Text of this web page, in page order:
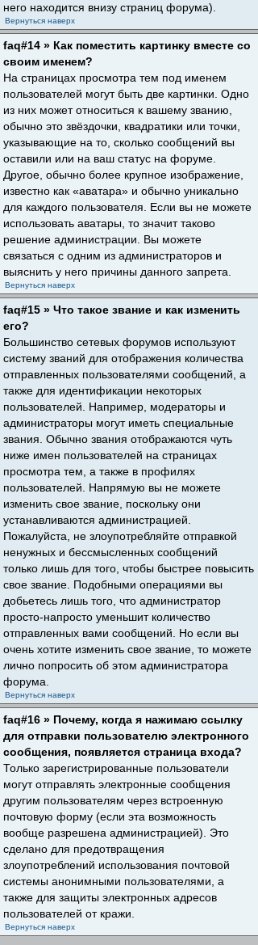
него находится внизу страниц форума).
Вернуться наверх
faq#14 » Как поместить картинку вместе со
своим именем?
На страницах просмотра тем под именем
пользователей могут быть две картинки. Одно
из них может относиться к вашему званию,
обычно это звёздочки, квадратики или точки,
указывающие на то, сколько сообщений вы
оставили или на ваш статус на форуме.
Другое, обычно более крупное изображение,
известно как «аватара» и обычно уникально
для каждого пользователя. Если вы не можете
использовать аватары, то значит таково
решение администрации. Вы можете
связаться с одним из администраторов и
выяснить у него причины данного запрета.
Вернуться наверх
faq#15 » Что такое звание и как изменить
его?
Большинство сетевых форумов используют
систему званий для отображения количества
отправленных пользователями сообщений, а
также для идентификации некоторых
пользователей. Например, модераторы и
администраторы могут иметь специальные
звания. Обычно звания отображаются чуть
ниже имен пользователей на страницах
просмотра тем, а также в профилях
пользователей. Напрямую вы не можете
изменить свое звание, поскольку они
устанавливаются администрацией.
Пожалуйста, не злоупотребляйте отправкой
ненужных и бессмысленных сообщений
только лишь для того, чтобы быстрее повысить
свое звание. Подобными операциями вы
добьетесь лишь того, что администратор
просто-напросто уменьшит количество
отправленных вами сообщений. Но если вы
очень хотите изменить свое звание, то можете
лично попросить об этом администратора
форума.
Вернуться наверх
faq#16 » Почему, когда я нажимаю ссылку
для отправки пользователю электронного
сообщения, появляется страница входа?
Только зарегистрированные пользователи
могут отправлять электронные сообщения
другим пользователям через встроенную
почтовую форму (если эта возможность
вообще разрешена администрацией). Это
сделано для предотвращения
злоупотреблений использования почтовой
системы анонимными пользователями, а
также для защиты электронных адресов
пользователей от кражи.
Вернуться наверх